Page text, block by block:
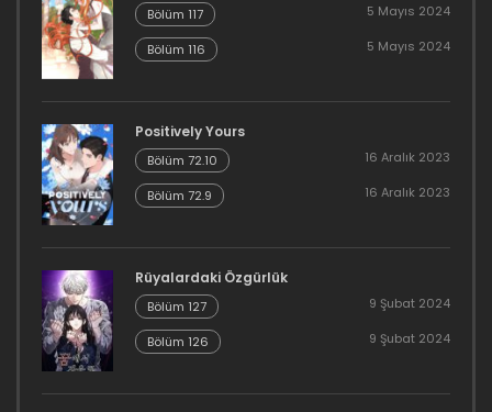
1 Mayıs 2024
Bölüm 247
Bölüm 246
1 Mayıs 2024
Bölüm 245
1 Mayıs 2024
Bölüm 244
Bölüm 117 5 Mayıs 2024
Bölüm 116 5 Mayıs 2024
Positively Yours
Bölüm 72.10 16 Aralık 2023
Bölüm 72.9 16 Aralık 2023
Rüyalardaki Özgürlük
Bölüm 127 9 Şubat 2024
Bölüm 126 9 Şubat 2024